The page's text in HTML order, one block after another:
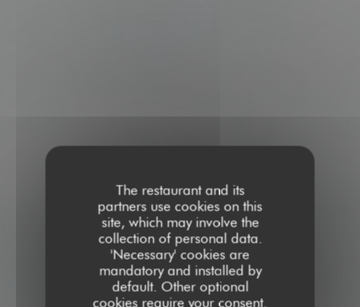
The restaurant and its
partners use cookies on this
site, which may involve the
collection of personal data.
'Necessary' cookies are
mandatory and installed by
default. Other optional
cookies require your consent.